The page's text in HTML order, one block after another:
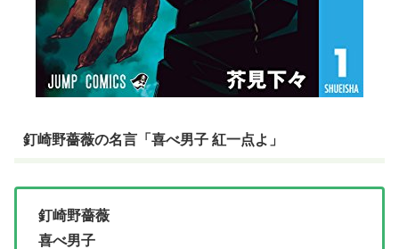
釘崎野薔薇の名言「喜べ男子 紅一点よ」
釘崎野薔薇
喜べ男子